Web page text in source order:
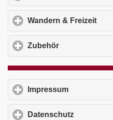
Wandern & Freizeit
Zubehör
Impressum
Datenschutz